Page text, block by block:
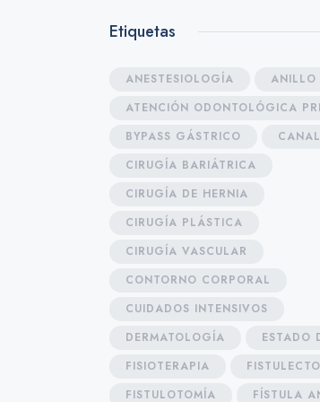
Etiquetas
ANESTESIOLOGÍA
ANILLO
ATENCIÓN ODONTOLÓGICA
BYPASS GÁSTRICO
CIRUGÍA BARIÁTRICA
CIRUGÍA DE HERNIA
CIRUGÍA PLÁSTICA
CIRUGÍA VASCULAR
CONTORNO CORPORAL
CUIDADOS INTENSIVOS
DERMATOLOGÍA
ESTADO
FISIOTERAPIA
FISTULOTOMÍA
FÍSTULA